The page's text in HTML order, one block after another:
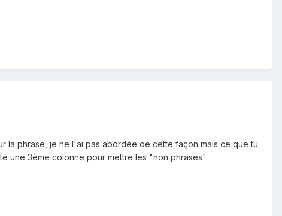
la phrase, je ne l'ai pas abordée de cette façon mais ce que tu
une 3ème colonne pour mettre les "non phrases".